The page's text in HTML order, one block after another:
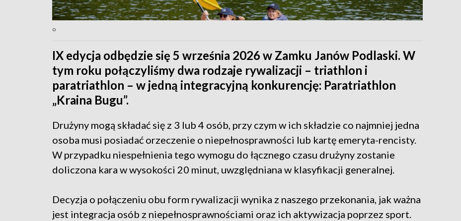
o
IX edycja odbędzie się 5 września 2026 w Zamku Janów Podlaski. W
tym roku połączyliśmy dwa rodzaje rywalizacji – triathlon i
paratriathlon – w jedną integracyjną konkurencję: Paratriathlon
„Kraina Bugu”.
Drużyny mogą składać się z 3 lub 4 osób, przy czym w ich składzie co najmniej jedna
osoba musi posiadać orzeczenie o niepełnosprawności lub kartę emeryta-rencisty.
W przypadku niespełnienia tego wymogu do łącznego czasu drużyny zostanie
doliczona kara w wysokości 20 minut, uwzględniana w klasyfikacji generalnej.
Decyzja o połączeniu obu form rywalizacji wynika z naszego przekonania, jak ważna
jest integracja osób z niepełnosprawnościami oraz ich aktywizacja poprzez sport.